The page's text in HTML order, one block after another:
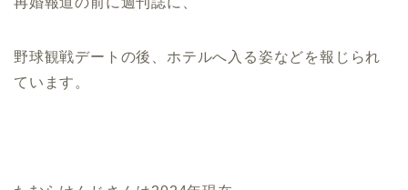
野球観戦デートの後、ホテルへ入る姿などを報じられ
ています。